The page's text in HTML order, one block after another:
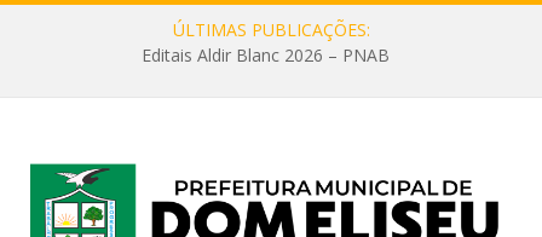
ÚLTIMAS PUBLICAÇÕES:
Editais Aldir Blanc 2026 – PNAB